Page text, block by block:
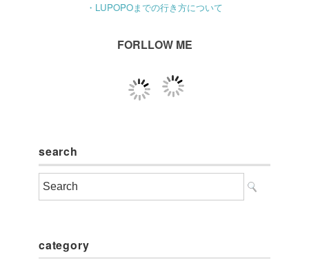
・LUPOPOまでの行き方について
FORLLOW ME
search
category